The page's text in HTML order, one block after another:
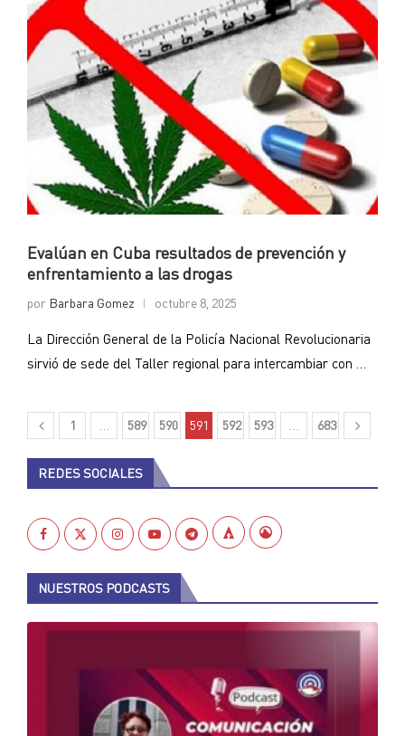
Evalúan en Cuba resultados de prevención y
enfrentamiento a las drogas
por Barbara Gomez octubre 8, 2025
La Dirección General de la Policía Nacional Revolucionaria
sirvió de sede del Taller regional para intercambiar con …
1 589 590 591 592 593 683
REDES SOCIALES
NUESTROS PODCASTS